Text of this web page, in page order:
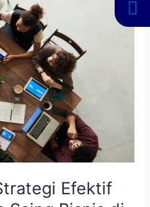
Efektif